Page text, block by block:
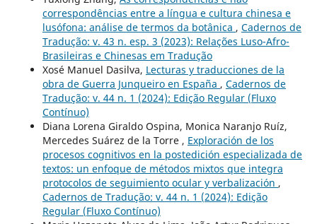
correspondências entre a língua e cultura chinesa e
lusófona: análise de termos da botânica , Cadernos de
Tradução: v. 43 n. esp. 3 (2023): Relações Luso-Afro-
Brasileiras e Chinesas em Tradução
Xosé Manuel Dasilva, Lecturas y traducciones de la
obra de Guerra Junqueiro en España , Cadernos de
Tradução: v. 44 n. 1 (2024): Edição Regular (Fluxo
Contínuo)
Diana Lorena Giraldo Ospina, Monica Naranjo Ruíz,
Mercedes Suárez de la Torre , Exploración de los
procesos cognitivos en la postedición especializada de
textos: un enfoque de métodos mixtos que integra
protocolos de seguimiento ocular y verbalización ,
Cadernos de Tradução: v. 44 n. 1 (2024): Edição
Regular (Fluxo Contínuo)